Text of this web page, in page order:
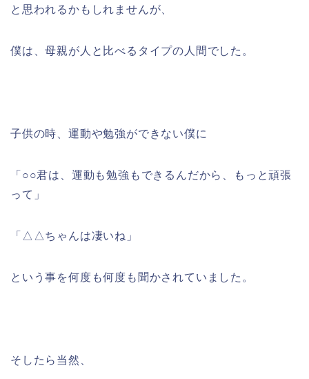
と思われるかもしれませんが、
僕は、母親が人と比べるタイプの人間でした。
子供の時、運動や勉強ができない僕に
「○○君は、運動も勉強もできるんだから、もっと頑張
って」
「△△ちゃんは凄いね」
という事を何度も何度も聞かされていました。
そしたら当然、